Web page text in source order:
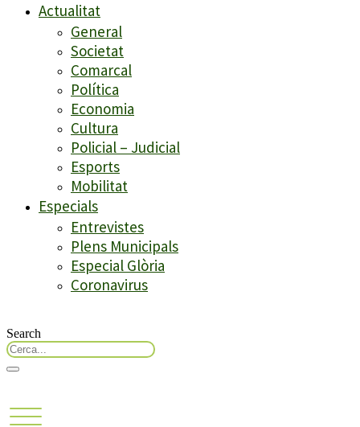
Actualitat
General
Societat
Comarcal
Política
Economia
Cultura
Policial – Judicial
Esports
Mobilitat
Especials
Entrevistes
Plens Municipals
Especial Glòria
Coronavirus
Search